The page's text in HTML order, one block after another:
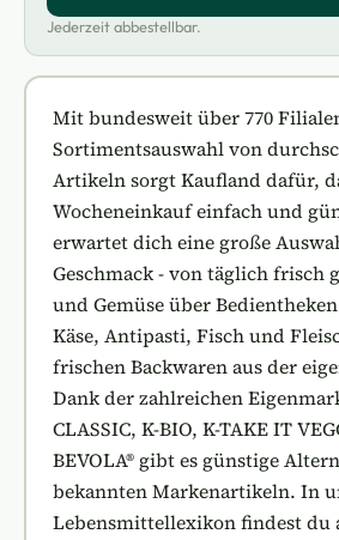
Mit bundesweit über 770
Sortimentsauswahl von
Artikeln sorgt Kaufland dafür,
Wocheneinkauf einfach und
erwartet dich eine große
Geschmack - von täglich frisch
und Gemüse über
Käse, Antipasti, Fisch und
frischen Backwaren aus der
Dank der zahlreichen
CLASSIC, K-BIO, K-TAKE IT
BEVOLA® gibt es günstige
bekannten Markenartikeln. In
Lebensmittellexikon findest du
Jederzeit abbestellbar.